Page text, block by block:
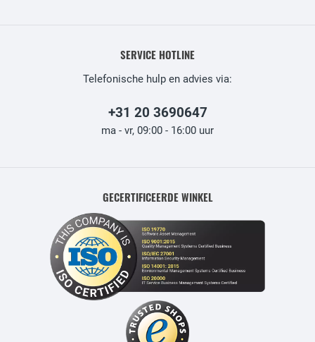
SERVICE HOTLINE
Telefonische hulp en advies via:
+31 20 3690647
ma - vr, 09:00 - 16:00 uur
GECERTIFICEERDE WINKEL